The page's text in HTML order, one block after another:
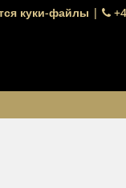
куки-файлы |